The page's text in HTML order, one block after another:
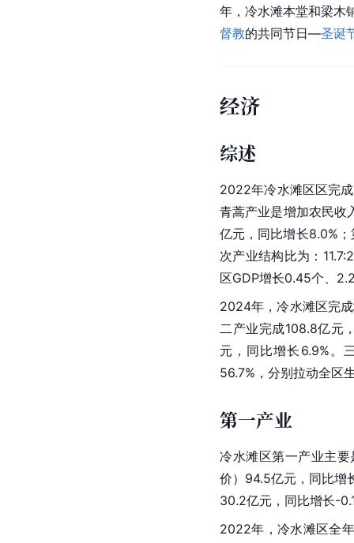
年，冷水滩本堂和梁木
督教的共同节日—圣诞
经济
综述
2022年冷水滩区区完
青蒿产业是增加农民
亿元，同比增长8.0%
次产业结构比为：
区GDP增长0.45个、
2024年，冷水滩区完
二产业完成108.8亿元
元，同比增长6.9%。
56.7%，分别拉动全区
第一产业
冷水滩区第一产业主
价）94.5亿元，同比增
30.2亿元，同比增长-
2022年，冷水滩区全